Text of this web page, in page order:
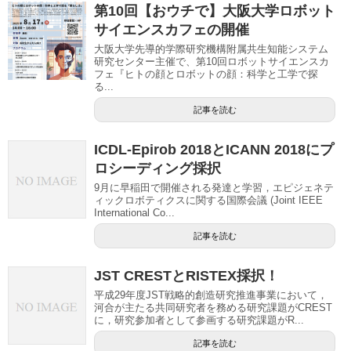
第10回【おウチで】大阪大学ロボット
サイエンスカフェの開催
大阪大学先導的学際研究機構附属共生知能システム
研究センター主催で、第10回ロボットサイエンスカ
フェ『ヒトの顔とロボットの顔：科学と工学で探
る...
記事を読む
ICDL-Epirob 2018とICANN 2018にプ
ロシーディング採択
9月に早稲田で開催される発達と学習，エピジェネテ
ィックロボティクスに関する国際会議 (Joint IEEE
International Co...
記事を読む
JST CRESTとRISTEX採択！
平成29年度JST戦略的創造研究推進事業において，
河合が主たる共同研究者を務める研究課題がCREST
に，研究参加者として参画する研究課題がR...
記事を読む